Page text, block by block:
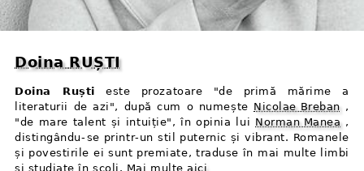
Doina RUȘTI
Doina Ruști este prozatoare "de primă mărime a
literaturii de azi", după cum o numește Nicolae Breban ,
"de mare talent și intuiție", în opinia lui Norman Manea,
distingându⁠-⁠se printr⁠-⁠un stil puternic și vibrant. Romanele
și povestirile ei sunt premiate, traduse în mai multe limbi
și studiate în școli. Mai multeaici